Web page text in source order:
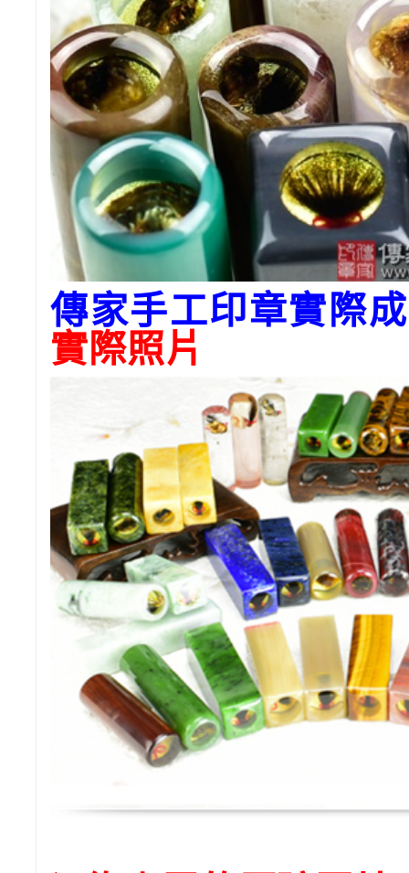
傳家手工印章實際
實際照片